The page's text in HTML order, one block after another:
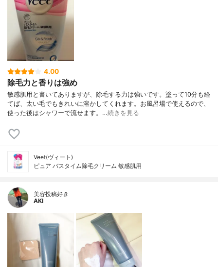
4.00
除毛力と香りは強め
敏感肌用と書いてありますが、除毛する力は強いです。塗って10分も経
てば、太い毛でもきれいに溶かしてくれます。お風呂場で使えるので、
使った後はシャワーで流せます。…続きを見る
Veet(ヴィート)
ピュア バスタイム除毛クリーム 敏感肌用
美容投稿好き
AKI